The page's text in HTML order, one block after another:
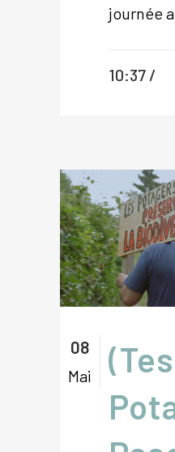
journée
10:37 /
08
Mai